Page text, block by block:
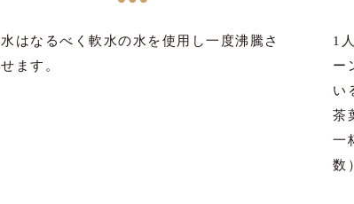
水はなるべく軟水の水を使用し一度沸騰さ
せます。
1
ー
い
茶
一
数）